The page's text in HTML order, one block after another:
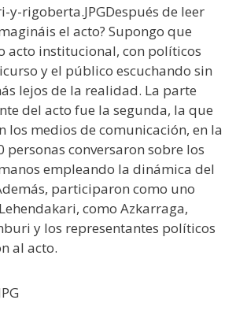
Después de leer
el acto? Supongo que
acto institucional, con políticos
y el público escuchando sin
lejos de la realidad. La parte
del acto fue la segunda, la que
los medios de comunicación, en la
personas conversaron sobre los
empleando la dinámica del
participaron como uno
como Azkarraga,
y los representantes políticos
al acto.